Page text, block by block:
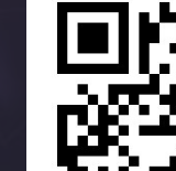
鉴。 小红书的
结果。 让我们
的： 小红书的
社区是链接建
引用户参与，
的、高质量的
吸引链接的关
励其他网站链
性和排名。好
从而带来更多
能搜索引擎优
一位多才多艺
后，资源匮乏
题。相比于英
学习资源和工
要花费更多的
具，并进行比
着全球化的深
且异质性极高
兴趣、需求、
人喜欢深入阅
观看短小精悍
独钟，有些人
有些人喜欢积